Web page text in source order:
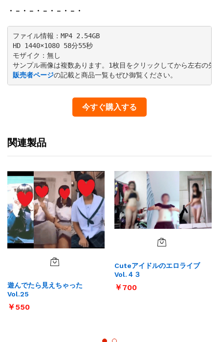
・－・－・－・－・－・
ファイル情報：MP4 2.54GB
HD 1440×1080 58分55秒
モザイク：無し
販売者ページの記載と商品一覧もぜひ御覧ください。
今すぐ購入する
関連製品
遊んでたら見えちゃった
Vol.25
￥550
Cuteアイドルのエロライブ
Vol.４３
￥700